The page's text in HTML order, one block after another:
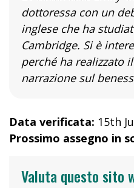
dottoressa con un
inglese che ha
Cambridge. Si è
perché ha realizzato
narrazione sul
Data verificata: 15th
Prossimo assegno in
Valuta questo sito